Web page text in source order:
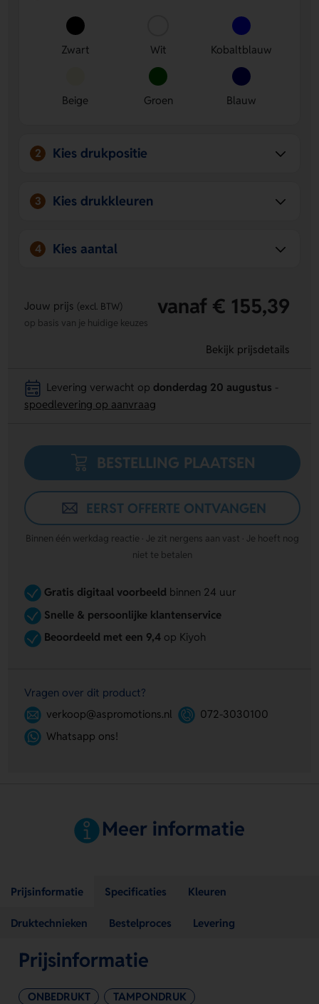
Compact en handig in gebruik
hem makkelijk overal mee naartoe.
Keuze uit meerdere kleuren
- Past goed bij jouw stijl of
huisstijl in Zwart, Wit, Kobaltblauw, Beige, Groen en
Ruimte voor bedrukking- Laat een logo, naam of eigen
ontwerp plaatsen op meerdere posities, ook rondom.
Zwart Wit Kobaltblauw
Beige Groen Blauw
2 Kies drukpositie
3 Kies drukkleuren
4 Kies aantal
Jouw prijs (excl. BTW) vanaf € 155,39
op basis van je huidige keuzes
Bekijk prijsdetails
Levering verwacht op donderdag 20 augustus
spoedlevering op aanvraag
BESTELLING PLAATSEN
EERST OFFERTE ONTVANGEN
Binnen één werkdag reactie · Je zit nergens aan vast · Je hoeft nog
niet te betalen
Gratis digitaal voorbeeld binnen 24 uur
Snelle & persoonlijke klantenservice
Beoordeeld met een 9,4op Kiyoh
Vragen over dit product?
verkoop@aspromotions.nl
072-3030100
Whatsapp ons!
Meer informatie
Prijsinformatie Specificaties Kleuren
Druktechnieken Bestelproces Levering
Prijsinformatie
ONBEDRUKT TAMPONDRUK